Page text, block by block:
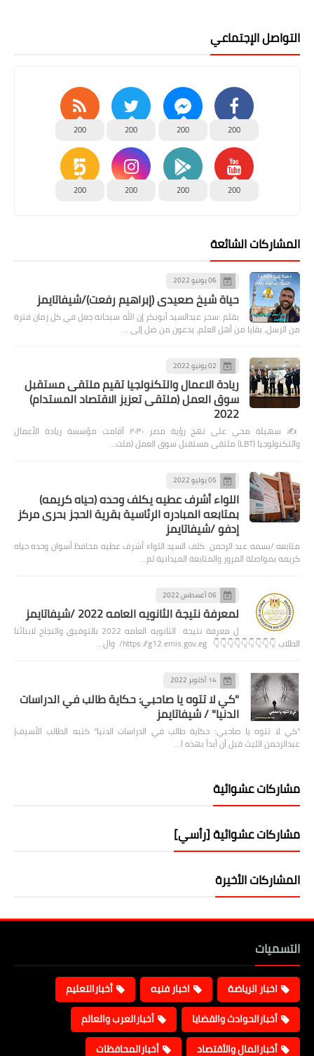
التواصل الإجتماعي
200
200
200
200
200
200
200
200
المشاركات الشائعة
06 يونيو 2022
حياة شيخ صعيدى (إبراهيم رفعت)/شيفاتايمز
بقلم :سحر عبدالسيد أبوبكر إن الله سبحانه جعل في كل زمان فترة
من الرسل، بقايا من أهل العلم، يدعون من ضل إلى …
02 يونيو 2022
ريادة الاعمال والتكنولجيا تقيم ملتقى مستقبل
سوق العمل (ملتقى تعزيز الاقتصاد المستدام)
2022
✍️ سهيلة محي على نهج رؤية مصر ٢٠٣٠ أقامت مؤسسة ريادة الأعمال
والتكنولوجيا (LBT) ملتقى مستقبل سوق العمل (ملت…
05 يوليو 2022
اللواء أشرف عطيه يكلف وحده (حياه كريمه)
بمتابعه المبادره الرئاسية بقرية الحجز بحرى مركز
إدفو /شيفاتايمز
متابعه /بسمه عبد الرحمن كلف السيد اللواء أشرف عطيه محافظ أسوان وحده حياه
كريمه بمواصلة المرور والمتابعة الميدانية لم…
06 أغسطس 2022
لمعرفة نتيجة الثانويه العامه 2022 /شيفاتايمز
ل معرفة نتيجة الثانويه العامه 2022 بالتوفيق والنجاح لابنائنا
الطلاب 👇👇👇👇👇👇👇👇👇 https://g12.emis.gov.eg/ وال…
14 أكتوبر 2022
"كي لا تتوه يا صاحبي: حكاية طالب في الدراسات
الدنيا" / شيفاتايمز
"كي لا تتوه يا صاحبي: حكاية طالب في الدراسات الدنيا" كتبه الطالب الأسيف|
عبدالرحمن الليث قبل أن أبدأ بهذه ا…
مشاركات عشوائية
مشاركات عشوائية [رأسي]
المشاركات الأخيرة
التسميات
اخبار الرياضة اخبار فنيه
أخبارالتعليم
أخبارالحوادث والقضايا
أخبارالعرب والعالم
أخبارالمال والأقتصاد
أخبارالمحافظات